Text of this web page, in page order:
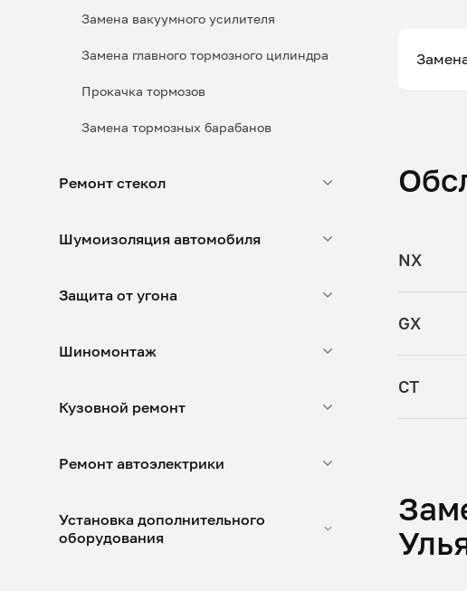
Замена вакуумного усилителя
Замена главного тормозного цилиндра
Прокачка тормозов
Замена тормозных барабанов
Ремонт стекол
Шумоизоляция автомобиля
Защита от угона
Шиномонтаж
Кузовной ремонт
Ремонт автоэлектрики
Установка дополнительного
оборудования
NX
GX
CT